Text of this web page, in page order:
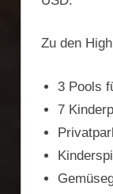
Zu den
3 Pools
7